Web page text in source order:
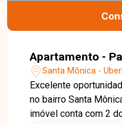
Apartamento -
Santa Mônica -
Excelente
no bairro Santa
imóvel conta com 2